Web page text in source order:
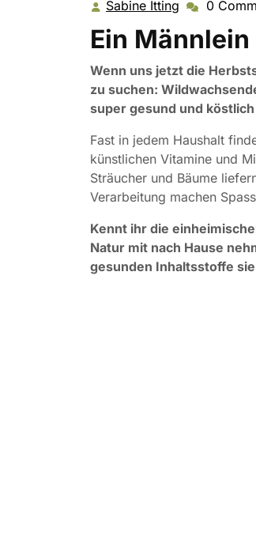
Sabine Itting Sabine
0
Ein
Wenn uns jetzt die
zu suchen:
super gesund und
Fast in jedem Haushalt
künstlichen Vitamine und
Sträucher und Bäume
Verarbeitung machen
Kennt ihr die
Natur mit nach Hause
gesunden Inhaltsstoffe